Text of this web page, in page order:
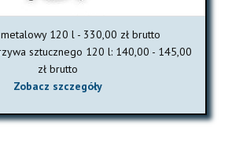
120 l - 330,00 zł brutto
sztucznego 120 l: 140,00 - 145,00
zł brutto
Zobacz szczegóły